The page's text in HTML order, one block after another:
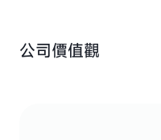
公司價值觀